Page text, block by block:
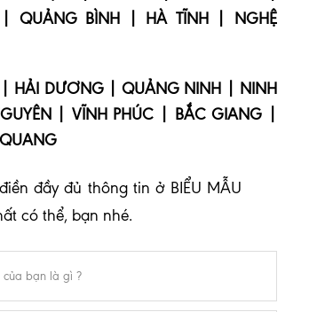
QUẢNG BÌNH | HÀ TĨNH | NGHỆ
HẢI DƯƠNG | QUẢNG NINH | NINH
| VĨNH PHÚC | BẮC GIANG |
đầy đủ thông tin ở BIỂU MẪU
có thể, bạn nhé.